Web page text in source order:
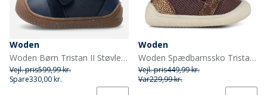
Woden
Woden Børn Tristan II Støvler 010 Navy
Vejl. pris599,99 kr.
Spare330,00 kr.
Woden
Woden Spædbarnssko Tristan Pearl Prewalker til Piger 780 Fudge
Vejl. pris449,99 kr.
Var229,99 kr.